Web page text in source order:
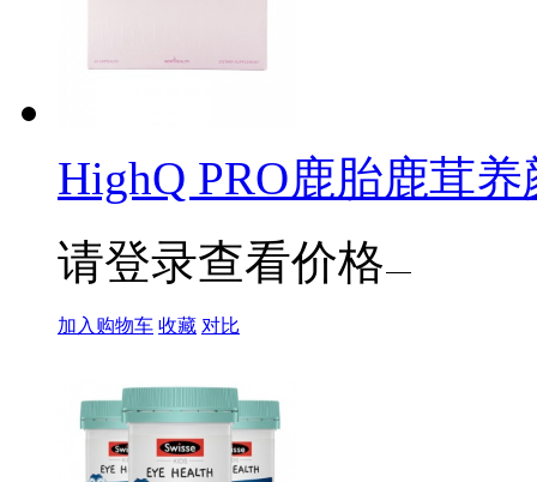
HighQ PRO鹿胎鹿茸
请登录查看价格
加入购物车 收藏 对比